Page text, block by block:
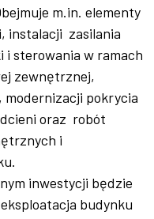
m.in. elementy
instalacji zasilania
sterowania w ramach
zewnętrznej,
pokrycia
oraz robót
i
inwestycji będzie
budynku